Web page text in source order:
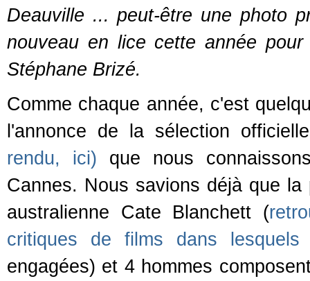
Deauville ... peut-être une photo
nouveau en lice cette année
Stéphane Brizé.
Comme chaque année, c'est
l'annonce de la sélection
rendu, ici) que nous
Cannes. Nous savions déjà que
australienne Cate Blanchett (
critiques de films dans lesquels
engagées) et 4 hommes